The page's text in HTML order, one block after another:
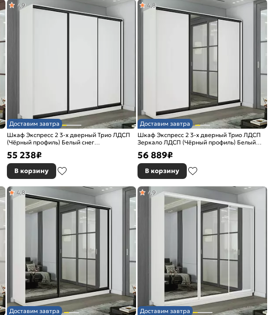
Доставим завтра
Шкаф Экспресс 2 3-х дверный Трио ЛДСП
(Чёрный профиль) Белый снег
4,9
55 238₽
В корзину
Доставим завтра
Шкаф Экспресс 2 3-х дверный Трио ЛДСП
Зеркало ЛДСП (Чёрный профиль) Белый
4,8
56 889₽
В корзину
Доставим завтра
4,8
Доставим завтра
4,9